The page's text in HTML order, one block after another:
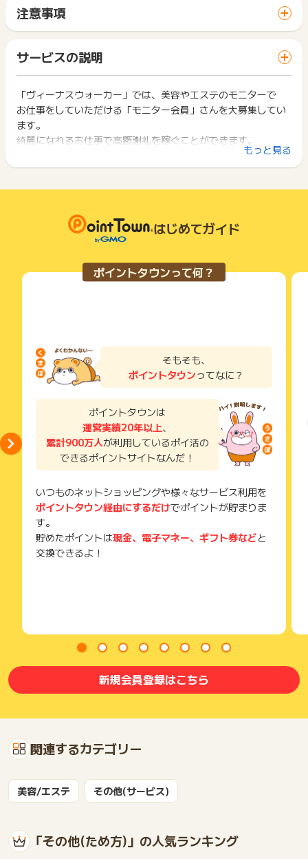
※不備･不正･虚偽･重複･いたずら･未入金･キャンセル･返品
※本キャンペーンページ以外からのお申込み
※同一IPからの2回目以降のお申込み
※使い捨てメールアドレス（10分メール等）からの登録
※情報不備や連絡先不達（不通）の場合
※登録申込後のスタッフからの電話に反応がない場合
※オンラインセミナー参加当日中にモニター案件の申込が一切無
い場合
※オンラインセミナーを辞退したり、明らかに興味が無いなどイ
ンセンティブ目的と判断される場合
※会員登録後、45日以内にオンラインセミナーへの参加が無い
※承認作業時に退会している場合
※他美容モニターサービスへの参加経験があると分かった場合、
ポイント獲得対象外になる可能性があります。
※その他お申込内容に不備がある場合
広告サイトへアクセス→お申込みはこちらをクリック→必要事
項の入力→入力内容の確認→スポンサーからの電話確認に対応
までお問い合わせください。ポイントについて、広告主に直接
お問い合わせをした場合、ポイント獲得対象外となる場合がご
ざいます。
サイトに移動してからお申し込みやお買い物が完了するまでの
間に、同じブラウザ（※）で他のサイトに移動した場合はポイン
ト獲得ができません。
「 サイトへ行ってポイントGET 」ボタンを押した時とサービ
ス・お買い物利用時で、デバイス・ブラウザが異なる場合はポ
イント獲得ができません。
2回以上同じお買い物・サービスをご利用される場合は、毎回
ポイントタウンに戻り、「 サイトへ行ってポイントGET 」ボ
タンを押してからご利用ください。
下記の事項に該当する場合、広告主側で対象外とみなし、「獲
い物を複数回ご利用された場合
て一度でも同サービス・お買い物を利用されたことがある場合
ご利用前には、Cookieの削除をおこなっていただくことを推奨
サービス・お買い物利用時にお電話など2つ以上の申し込み方
法がある場合、必ずサイト上のWEBフォームからお申し込みく
了などのメールは、ポイント獲得するまで必ず保管してくださ
獲得待ち・獲得失敗の状態でお問い合わせされる際に、該当の
メールを送っていただく場合がございます。
そのため、紛失・破棄された場合は対応いたしかねますので、
ご注意ください。
(※) SafariやChromeなどwebサイトを表示するアプリのこと
注意事項
一部のサービスにつきましては、1商品につき10円単位の金額
は切り捨てとなります。
ポイント獲得が1ポイント未満のものは切り捨てとなり、ポイ
ント履歴には記載されません。
原則として広告主側のポイント等を利用して支払われた金額分
につきましては、ポイントタウンのポイント獲得の対象には含
まれません。
広告主が運営しているサービスの都合もしくは会員様の都合で
商品の交換や一部でもキャンセルされた場合、ポイントが無効
になる可能性もございます。
条件を達成しているかどうかは各広告主ではなく、代理店が行
っているため、広告主はポイントに関する詳細を把握しており
そのため、ポイントタウンのポイントに関するお問い合わせを
広告主様に直接行わないようお願いいたします。
サービスの説明
「ヴィーナスウォーカー」では、美容やエステのモニターで
お仕事をしていただける「モニター会員」さんを大募集してい
ます。
綺麗になれるお仕事で高額謝礼を稼ぐことができます。
人気の大手エステサロンにお客様として来店して、エステ体験
お店の雰囲気や店員さんの対応・サービスをチェックするだけ
のお仕事です。
≪サプリ≫
大手健康食品メーカーのサプリなどを実際に使用して感想をい
ただきます。
自宅にお取り寄せできるので、在宅で勤務可能です。
短期間でお金を稼ぎたい方必見です♪
もっと見る
はじめてガイド
ポイントタウンって何？
そもそも、
ポイントタウンってなに？
ポイントタウンは
運営実績20年以上、
累計900万人が利用しているポイ活の
できるポイントサイトなんだ！
いつものネットショッピングや様々なサービス利用を
ポイントタウン経由にするだけでポイントが貯まりま
す。
貯めたポイントは現金、電子マネー、ギフト券などと
交換できるよ！
新規会員登録はこちら
関連するカテゴリー
美容/エステ その他(サービス)
「その他(ため方)」の人気ランキング